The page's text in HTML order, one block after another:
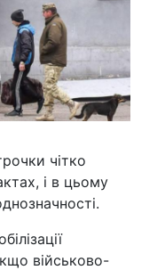
чітко
і в цьому
військово-